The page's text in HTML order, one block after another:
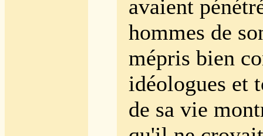
avaient
hommes de
mépris bien
idéologues et
de sa vie